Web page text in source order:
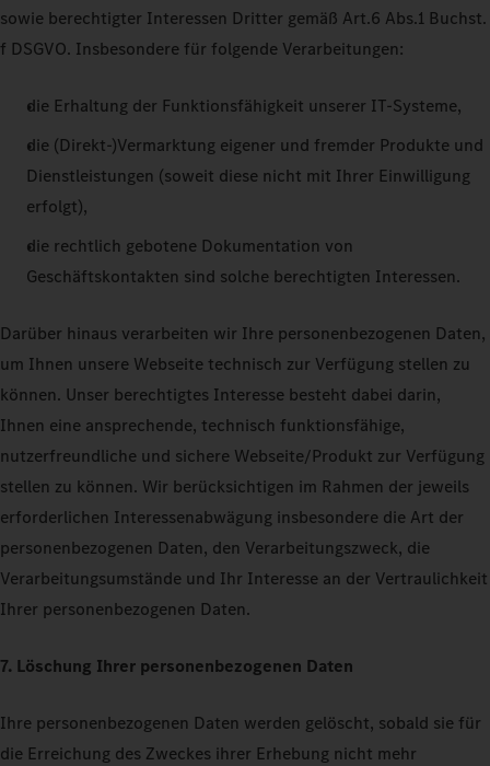
sowie berechtigter Interessen Dritter gemäß Art.6 Abs.1 Buchst.
f DSGVO. Insbesondere für folgende Verarbeitungen:
die Erhaltung der Funktionsfähigkeit unserer IT-Systeme,
die (Direkt-)Vermarktung eigener und fremder Produkte und
Dienstleistungen (soweit diese nicht mit Ihrer Einwilligung
erfolgt),
die rechtlich gebotene Dokumentation von
Geschäftskontakten sind solche berechtigten Interessen.
Darüber hinaus verarbeiten wir Ihre personenbezogenen Daten,
um Ihnen unsere Webseite technisch zur Verfügung stellen zu
können. Unser berechtigtes Interesse besteht dabei darin,
Ihnen eine ansprechende, technisch funktionsfähige,
nutzerfreundliche und sichere Webseite/Produkt zur Verfügung
stellen zu können. Wir berücksichtigen im Rahmen der jeweils
erforderlichen Interessenabwägung insbesondere die Art der
personenbezogenen Daten, den Verarbeitungszweck, die
Verarbeitungsumstände und Ihr Interesse an der Vertraulichkeit
Ihrer personenbezogenen Daten.
7. Löschung Ihrer personenbezogenen Daten
Ihre personenbezogenen Daten werden gelöscht, sobald sie für
die Erreichung des Zweckes ihrer Erhebung nicht mehr